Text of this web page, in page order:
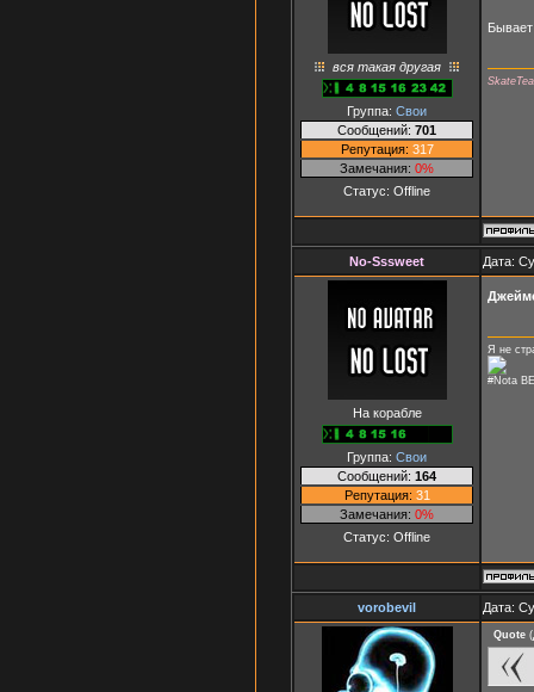
вся такая другая
Группа: Свои
Сообщений: 701
Репутация: 317
Замечания: 0%
Статус: Offline
No-Sssweet Дата:
На корабле
Группа: Свои
Сообщений: 164
Репутация: 31
Замечания: 0%
Статус: Offline
Я не
#Nota
vorobevil Дата:
Quote (